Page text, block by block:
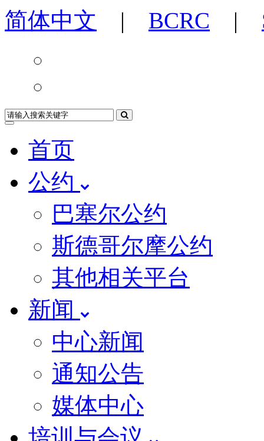
简体中文 | BCRC |
首页
公约
巴塞尔公约
斯德哥尔摩公约
其他相关平台
新闻
中心新闻
通知公告
媒体中心